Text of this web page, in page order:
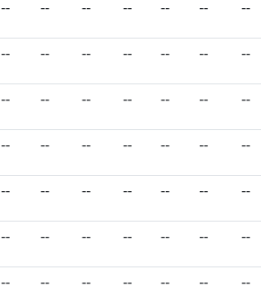
-- -- -- -- -- -- --
-- -- -- -- -- -- --
-- -- -- -- -- -- --
-- -- -- -- -- -- --
-- -- -- -- -- -- --
-- -- -- -- -- -- --
-- -- -- -- -- -- --